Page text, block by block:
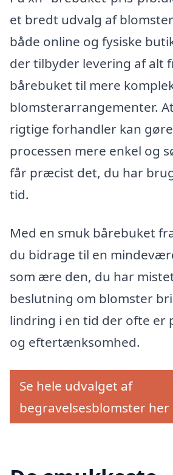
et bredt udvalg af
både online og fysiske
der tilbyder levering af alt
bårebuket til mere
blomsterarrangementer.
rigtige forhandler kan
processen mere enkel og
får præcist det, du har
tid.
Med en smuk bårebuket
du bidrage til en
som ære den, du har
beslutning om blomster
lindring i en tid der ofte er
og eftertænksomhed.
Se hele udvalget af
begravelsesblomster her